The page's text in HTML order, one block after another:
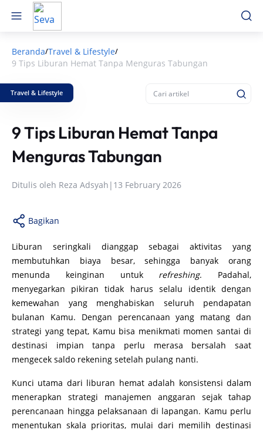
Beranda/Travel & Lifestyle/
9 Tips Liburan Hemat Tanpa Menguras Tabungan
Travel & Lifestyle
9 Tips Liburan Hemat Tanpa
Menguras Tabungan
Ditulis oleh Reza Adsyah | 13 February 2026
Bagikan
Liburan seringkali dianggap sebagai aktivitas yang
membutuhkan biaya besar, sehingga banyak orang
menunda keinginan untuk refreshing. Padahal,
menyegarkan pikiran tidak harus selalu identik dengan
kemewahan yang menghabiskan seluruh pendapatan
bulanan Kamu. Dengan perencanaan yang matang dan
strategi yang tepat, Kamu bisa menikmati momen santai di
destinasi impian tanpa perlu merasa bersalah saat
mengecek saldo rekening setelah pulang nanti.
Kunci utama dari liburan hemat adalah konsistensi dalam
menerapkan strategi manajemen anggaran sejak tahap
perencanaan hingga pelaksanaan di lapangan. Kamu perlu
menentukan skala prioritas, mulai dari memilih destinasi